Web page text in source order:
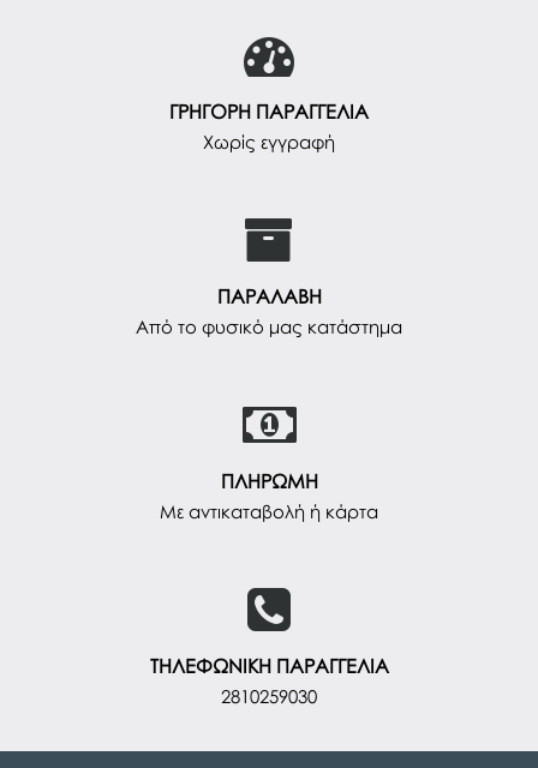
ΓΡΗΓΟΡΗ ΠΑΡΑΓΓΕΛΙΑ
Χωρίς εγγραφή
ΠΑΡΑΛΑΒΗ
Από το φυσικό μας κατάστημα
ΠΛΗΡΩΜΗ
Με αντικαταβολή ή κάρτα
ΤΗΛΕΦΩΝΙΚΗ ΠΑΡΑΓΓΕΛΙΑ
2810259030